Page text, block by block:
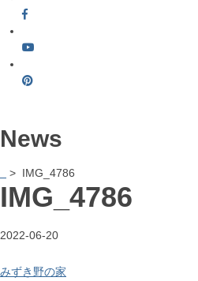
News
> IMG_4786
IMG_4786
2022-06-20
みずき野の家